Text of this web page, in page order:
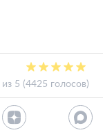
из 5 (4425 голосов)